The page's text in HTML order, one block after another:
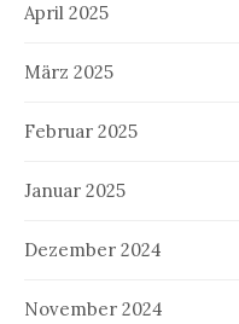
April 2025
März 2025
Februar 2025
Januar 2025
Dezember 2024
November 2024